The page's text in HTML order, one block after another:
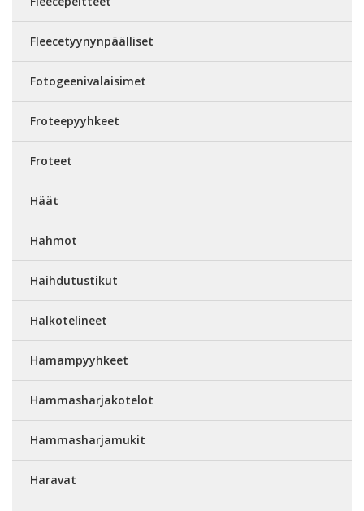
Fleecetyynynpäälliset
Fotogeenivalaisimet
Froteepyyhkeet
Froteet
Häät
Hahmot
Haihdutustikut
Halkotelineet
Hamampyyhkeet
Hammasharjakotelot
Hammasharjamukit
Haravat